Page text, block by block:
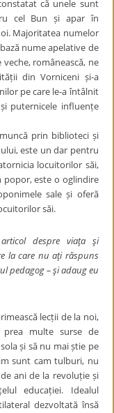
că unele sunt
cel Bun și apar în
Majoritatea numelor
nume apelative de
românească, ne
din Vorniceni și-a
pe care le-a întâlnit
puternicele influențe
prin biblioteci și
este un dar pentru
locuitorilor săi,
popor, este o oglindire
sale și oferă
săi.
despre viaţa şi
la care nu aţi răspuns
pedagog – şi adaug eu
lecții de la noi,
prea multe surse de
și să nu mai știe pe
sunt cam tulburi, nu
ani de la revoluție și
educației. Idealul
dezvoltată însă